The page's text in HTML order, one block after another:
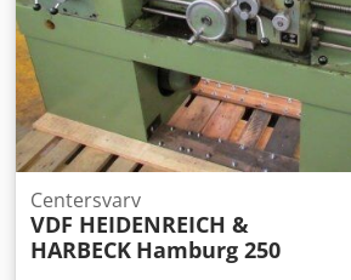
Centersvarv
VDF HEIDENREICH &
HARBECK Hamburg 250